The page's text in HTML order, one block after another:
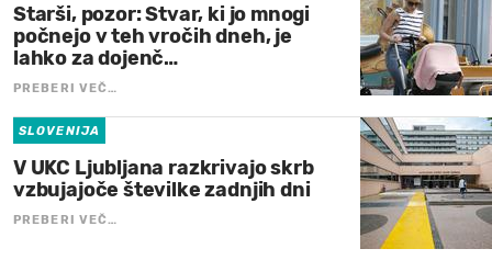
Starši, pozor: Stvar, ki jo mnogi
počnejo v teh vročih dneh, je
lahko za dojenč…
PREBERI VEČ…
SLOVENIJA
V UKC Ljubljana razkrivajo skrb
vzbujajoče številke zadnjih dni
PREBERI VEČ…